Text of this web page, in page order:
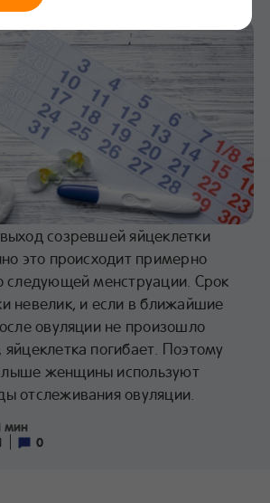
созревшей яйцеклетки
это происходит примерно
следующей менструации. Срок
невелик, и если в ближайшие
овуляции не произошло
погибает. Поэтому
женщины используют
отслеживания овуляции.
мин
0